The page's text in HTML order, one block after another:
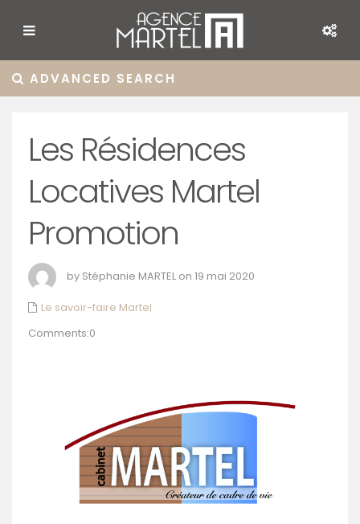
ADVANCED SEARCH
Les Résidences
Locatives Martel
Promotion
by Stéphanie MARTEL on 19 mai 2020
Le savoir-faire Martel
Comments:0